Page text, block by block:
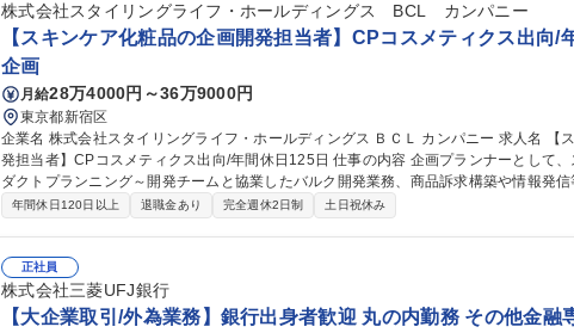
株式会社スタイリングライフ・ホールディングス BCL カンパニー
【スキンケア化粧品の企画開発担当者】CPコスメティクス出向/
企画
月給28万4000円～36万9000円
東京都新宿区
企業名 株式会社スタイリングライフ・ホールディングス ＢＣＬ カンパニー 求人名 【スキンケア化粧品の企画開
発担当者】CPコスメティクス出向/年間休日125日 仕事の内容 企画プランナーとして、スキンケアを中心にプロ
ダクトプランニング～開発チームと協業したバルク開発業務、商品訴求構築や情報発
きます。 【立案】■販売データ分析、課題抽出等企画背景構築 ■リリース計画案(短期・中長期)、新商品の提案
■品質設計 ■ソフト情報づくり ■製品エビデンス企画 ■社内向け商品マニュアル作成、
OEMメーカーなどと連携しながら業務を進めて頂きます。 募集職種 【スキンケア化粧品の企画開発担当者】CP
コスメティクス出向/年間休日125日
年間休日120日以上 退職金あり 完全週休2日制 土日祝休み
正社員
株式会社三菱UFJ銀行
【大企業取引/外為業務】銀行出身者歓迎 丸の内勤務 その他金融